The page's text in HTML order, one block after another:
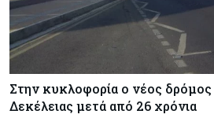
Στην κυκλοφορία ο νέος
Δεκέλειας μετά από 26 χρόνια